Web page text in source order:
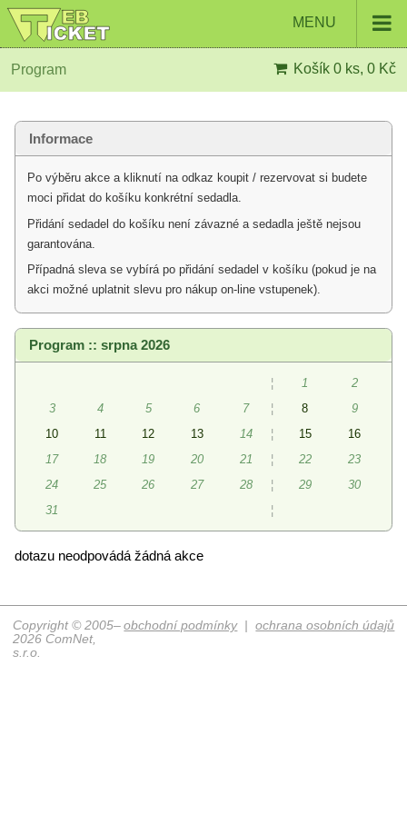
MENU
Program Košík 0 ks, 0 Kč
Informace
Po výběru akce a kliknutí na odkaz koupit / rezervovat si budete
moci přidat do košíku konkrétní sedadla.
Přidání sedadel do košíku není závazné a sedadla ještě nejsou
garantována.
Případná sleva se vybírá po přidání sedadel v košíku (pokud je na
akci možné uplatnit slevu pro nákup on-line vstupenek).
Program :: srpna 2026
¦ 1
2
3
4 5 6 7 ¦ 8
9
10
11 12 13 14 ¦ 15
16
17
18 19 20 21 ¦ 22
23
24
25 26 27 28 ¦ 29
30
31
¦
dotazu neodpovádá žádná akce
obchodní podmínky|ochrana osobních údajů
Copyright © 2005–
2026 ComNet,
s.r.o.